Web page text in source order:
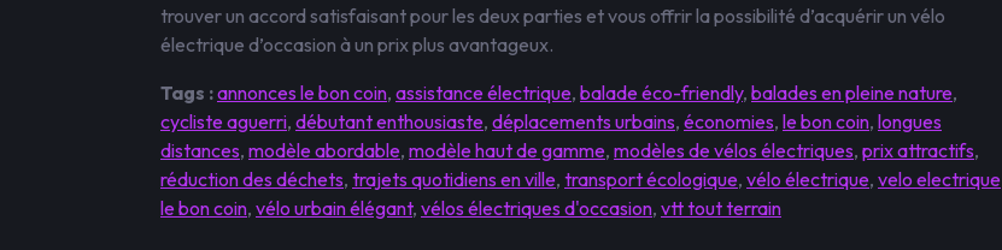
trouver un accord satisfaisant pour les deux parties et vous offrir la possibilité d’acquérir un vélo
électrique d’occasion à un prix plus avantageux.
Tags :annonces le bon coin, assistance électrique, balade éco-friendly, balades en pleine nature,
cycliste aguerri, débutant enthousiaste, déplacements urbains, économies, le bon coin, longues
distances, modèle abordable, modèle haut de gamme, modèles de vélos électriques, prix attractifs,
réduction des déchets, trajets quotidiens en ville, transport écologique, vélo électrique, velo electrique
le bon coin, vélo urbain élégant, vélos électriques d'occasion, vtt tout terrain